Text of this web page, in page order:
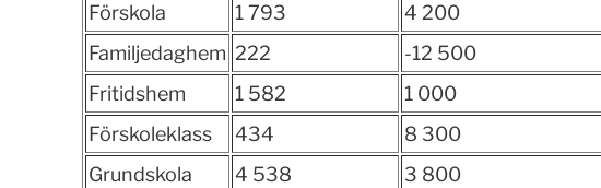
Förskola
1 793 4 200
Familjedaghem 222 -12 500
Fritidshem
1 582 1 000
Förskoleklass
434 8 300
Grundskola
4 538 3 800